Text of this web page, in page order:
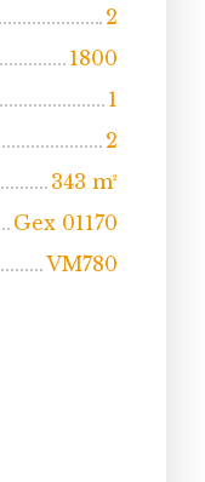
2
1800
1
2
343 m²
Gex 01170
VM780